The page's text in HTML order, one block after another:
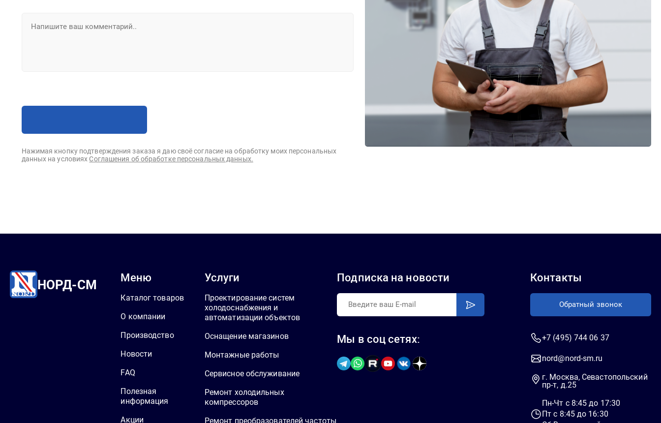
Нажимая кнопку подтверждения заказа я даю своё согласие на обработку моих персональных
данных на условиях Соглашения об обработке персональных данных.
НОРД-СМ Меню
Каталог товаров
О компании
Производство
Новости
FAQ
Полезная
информация
Акции
Услуги
Проектирование систем
холодоснабжения и
автоматизации объектов
Оснащение магазинов
Монтажные работы
Сервисное обслуживание
Ремонт холодильных
компрессоров
Ремонт преобразователей частоты
Подписка на новости
Мы в соц сетях:
Контакты
Обратный звонок
+7 (495) 744 06 37
nord@nord-sm.ru
г. Москва, Севастопольский
пр-т, д.25
Пн-Чт c 8:45 до 17:30
Пт c 8:45 до 16:30